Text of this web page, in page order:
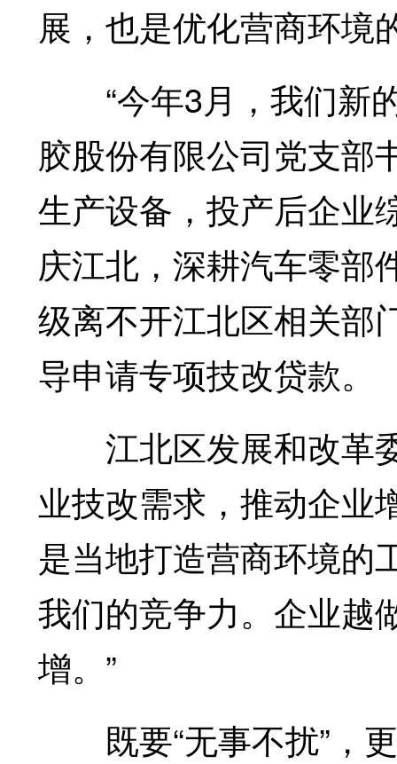
展，也是优化营商环境
“今年3月，我们新
胶股份有限公司党支部
生产设备，投产后企业
庆江北，深耕汽车零部
级离不开江北区相关部
导申请专项技改贷款。
江北区发展和改革
业技改需求，推动企业
是当地打造营商环境的
我们的竞争力。企业越
增。”
既要“无事不扰”，更